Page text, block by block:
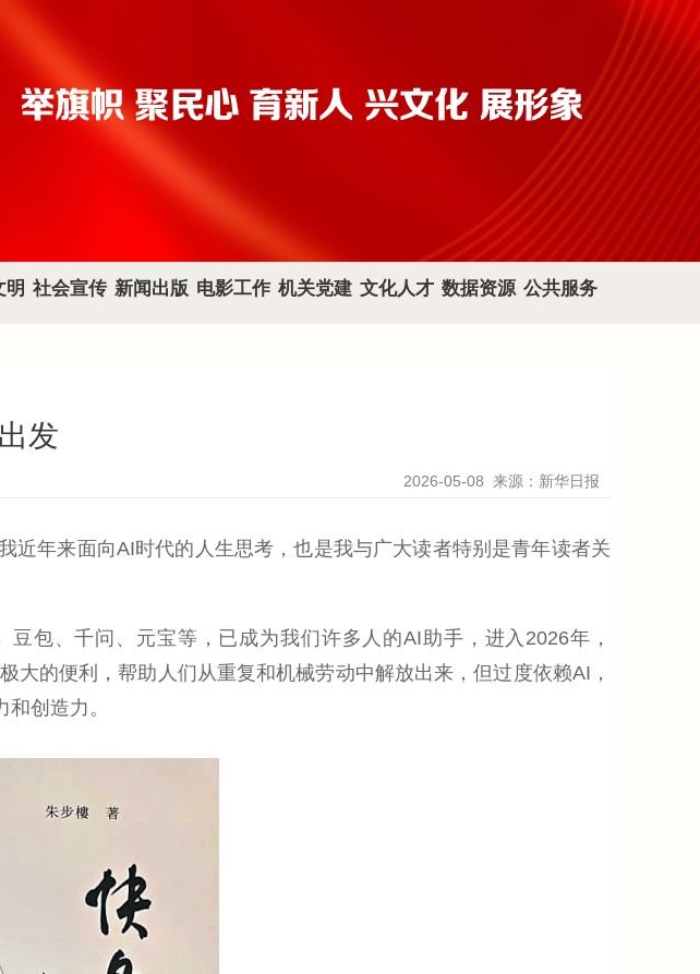
明 社会宣传 新闻出版 电影工作 机关党建 文化人才 数据资源 公共服务
发
2026-05-08 来源：新华日报
年来面向AI时代的人生思考，也是我与广大读者特别是青年读者关
、千问、元宝等，已成为我们许多人的AI助手，进入2026年，
大的便利，帮助人们从重复和机械劳动中解放出来，但过度依赖AI，
创造力。